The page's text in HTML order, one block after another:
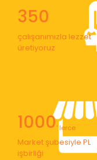
350
çalışanımızla lezzet
üretiyoruz
1000' lerce
Market şubesiyle PL
işbirliği